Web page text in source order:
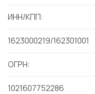
ИНН/КПП:
1623000219/162301001
ОГРН:
1021607752286